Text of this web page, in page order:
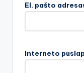
El. pašto
Interneto